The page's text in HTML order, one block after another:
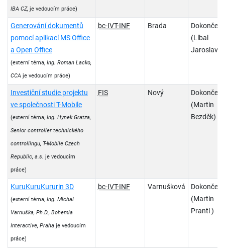
IBA CZ, je vedoucím práce)
Generování dokumentů
pomocí aplikací MS Office
a Open Office
(externí téma, Ing. Roman Lacko,
CCAje vedoucím práce)
bc-IVT-INF Brada
Dokončené
(Líbal
Jaroslav)
Investiční studie projektu
ve společnosti T-Mobile
(externí téma, Ing. Hynek Gratza,
Senior controller technického
controllingu, T-Mobile Czech
Republic, a.s. je vedoucím
práce)
FIS Nový
Dokončené
(Martin
Bezděk)
KuruKuruKururin 3D
(externí téma, Ing. Michal
Varnuška, Ph.D., Bohemia
Interactive, Prahaje vedoucím
práce)
bc-IVT-INF Varnušková
Dokončené
(Martin
Prantl )